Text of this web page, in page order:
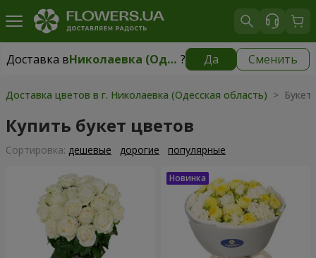
Доставка в Николаевка (Одесская область) ? Да Сменить
Доставка вНиколаевка (Одесская область)|2277 грн
Доставка цветов в г. Николаевка (Одесская область) >
Купить букет цветов
Cортировка: дешевые дорогие популярные